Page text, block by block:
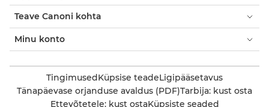
Teave Canoni kohta
Minu konto
Tingimused Küpsise teadeLigipääsetavus
Tänapäevase orjanduse avaldus (PDF)Tarbija: kust osta
Ettevõtetele: kust ostaKüpsiste seaded